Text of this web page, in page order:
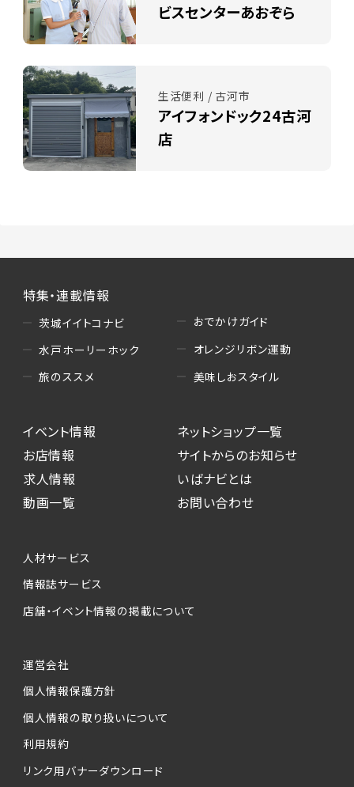
ビスセンターあおぞら
生活便利 / 古河市
アイフォンドック24古河
店
特集・連載情報
茨城イイトコナビ
水戸ホーリーホック
旅のススメ
おでかけガイド
オレンジリボン運動
美味しおスタイル
イベント情報
お店情報
求人情報
動画一覧
ネットショップ一覧
サイトからのお知らせ
いばナビとは
お問い合わせ
人材サービス
情報誌サービス
店舗・イベント情報の掲載について
運営会社
個人情報保護方針
個人情報の取り扱いについて
利用規約
リンク用バナーダウンロード